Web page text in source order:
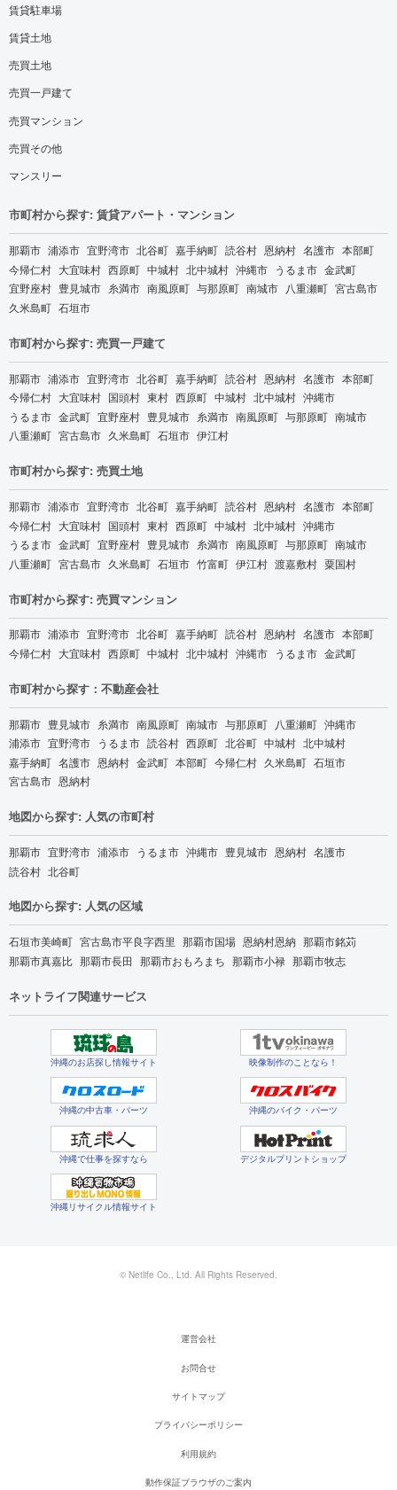
賃貸駐車場
賃貸土地
売買土地
売買一戸建て
売買マンション
売買その他
マンスリー
市町村から探す: 賃貸アパート・マンション
那覇市 浦添市 宜野湾市 北谷町 嘉手納町 読谷村 恩納村 名護市 本部町
今帰仁村 大宜味村 西原町 中城村 北中城村 沖縄市 うるま市 金武町
宜野座村 豊見城市 糸満市 南風原町 与那原町 南城市 八重瀬町 宮古島市
久米島町 石垣市
市町村から探す: 売買一戸建て
那覇市 浦添市 宜野湾市 北谷町 嘉手納町 読谷村 恩納村 名護市 本部町
今帰仁村 大宜味村 国頭村 東村 西原町 中城村 北中城村 沖縄市
うるま市 金武町 宜野座村 豊見城市 糸満市 南風原町 与那原町 南城市
八重瀬町 宮古島市 久米島町 石垣市 伊江村
市町村から探す: 売買土地
那覇市 浦添市 宜野湾市 北谷町 嘉手納町 読谷村 恩納村 名護市 本部町
今帰仁村 大宜味村 国頭村 東村 西原町 中城村 北中城村 沖縄市
うるま市 金武町 宜野座村 豊見城市 糸満市 南風原町 与那原町 南城市
八重瀬町 宮古島市 久米島町 石垣市 竹富町 伊江村 渡嘉敷村 粟国村
市町村から探す: 売買マンション
那覇市 浦添市 宜野湾市 北谷町 嘉手納町 読谷村 恩納村 名護市 本部町
今帰仁村 大宜味村 西原町 中城村 北中城村 沖縄市 うるま市 金武町
市町村から探す：不動産会社
那覇市 豊見城市 糸満市 南風原町 南城市 与那原町 八重瀬町 沖縄市
浦添市 宜野湾市 うるま市 読谷村 西原町 北谷町 中城村 北中城村
嘉手納町 名護市 恩納村 金武町 本部町 今帰仁村 久米島町 石垣市
宮古島市 恩納村
地図から探す: 人気の市町村
那覇市 宜野湾市 浦添市 うるま市 沖縄市 豊見城市 恩納村 名護市
読谷村 北谷町
地図から探す: 人気の区域
石垣市美崎町 宮古島市平良字西里 那覇市国場 恩納村恩納 那覇市銘苅
那覇市真嘉比 那覇市長田 那覇市おもろまち 那覇市小禄 那覇市牧志
ネットライフ関連サービス
沖縄のお店探し情報サイト 映像制作のことなら！
沖縄の中古車・パーツ 沖縄のバイク・パーツ
沖縄で仕事を探すなら デジタルプリントショップ
沖縄リサイクル情報サイト
© Netlife Co., Ltd. All Rights Reserved.
運営会社
お問合せ
サイトマップ
プライバシーポリシー
利用規約
動作保証ブラウザのご案内